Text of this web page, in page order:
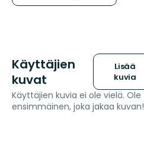
Käyttäjien
kuvat
Lisää
kuvia
Käyttäjien kuvia ei ole vielä. Ole
ensimmäinen, joka jakaa kuvan!